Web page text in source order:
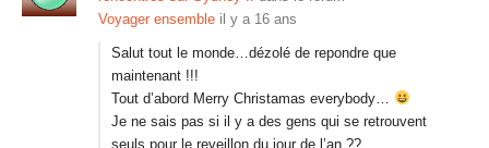
Voyager ensemble il y a 16 ans
Salut tout le monde…dézolé de repondre que
maintenant !!!
Tout d’abord Merry Christamas everybody…
Je ne sais pas si il y a des gens qui se retrouvent
seuls pour le reveillon du jour de l’an ??